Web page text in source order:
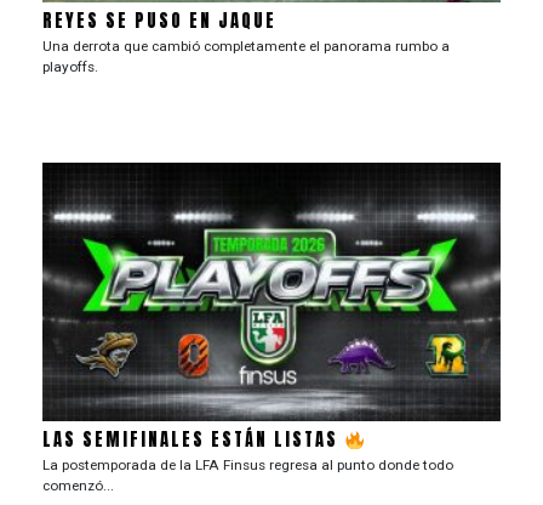
REYES SE PUSO EN JAQUE
Una derrota que cambió completamente el panorama rumbo a
playoffs.
LAS SEMIFINALES ESTÁN LISTAS
La postemporada de la LFA Finsus regresa al punto donde todo
comenzó...